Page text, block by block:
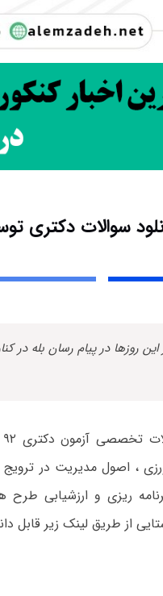
سوالات دکتری
این روزها در پیام رسان بله در
، اصول مدیریت در
ریزی و ارزشیابی
از طریق لینک زیر قابل